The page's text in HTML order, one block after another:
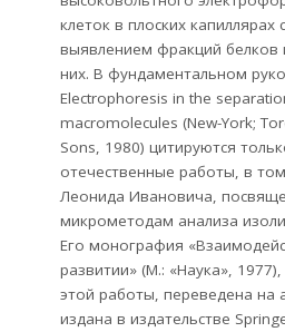
клеток в плоских
выявлением фракций
них. В фундаментальном
Electrophoresis in the
macromolecules (New-York;
Sons, 1980) цитируются
отечественные работы, в
Леонида Ивановича,
микрометодам анализа
Его монография
развитии» (М.: «Наука»,
этой работы, переведена на
издана в издательстве